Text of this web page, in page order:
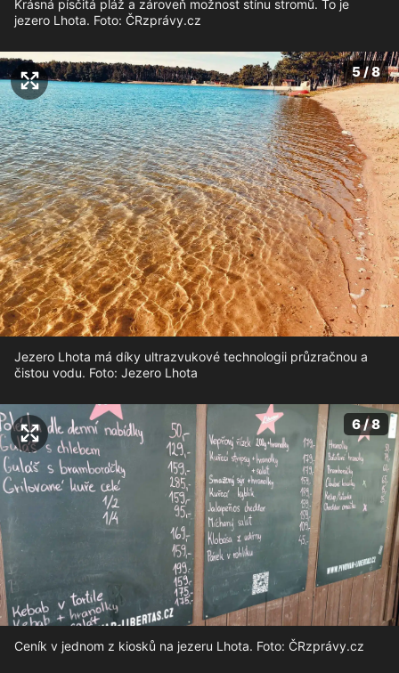
Krásná písčitá pláž a zároveň možnost stínu stromů. To je
jezero Lhota. Foto: ČRzprávy.cz
5 / 8
Jezero Lhota má díky ultrazvukové technologii průzračnou a
čistou vodu. Foto: Jezero Lhota
6 / 8
Ceník v jednom z kiosků na jezeru Lhota. Foto: ČRzprávy.cz